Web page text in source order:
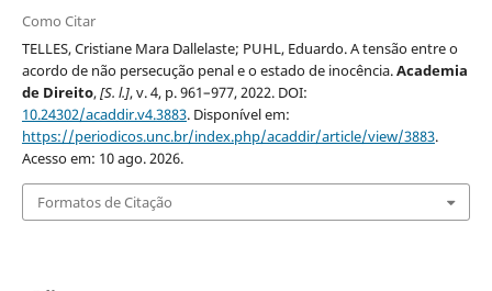
Como Citar
TELLES, Cristiane Mara Dallelaste; PUHL, Eduardo. A tensão entre o
acordo de não persecução penal e o estado de inocência.Academia
de Direito,[S. l.], v. 4, p. 961–977, 2022. DOI:
10.24302/acaddir.v4.3883. Disponível em:
https://periodicos.unc.br/index.php/acaddir/article/view/3883.
Acesso em: 10 ago. 2026.
Formatos de Citação